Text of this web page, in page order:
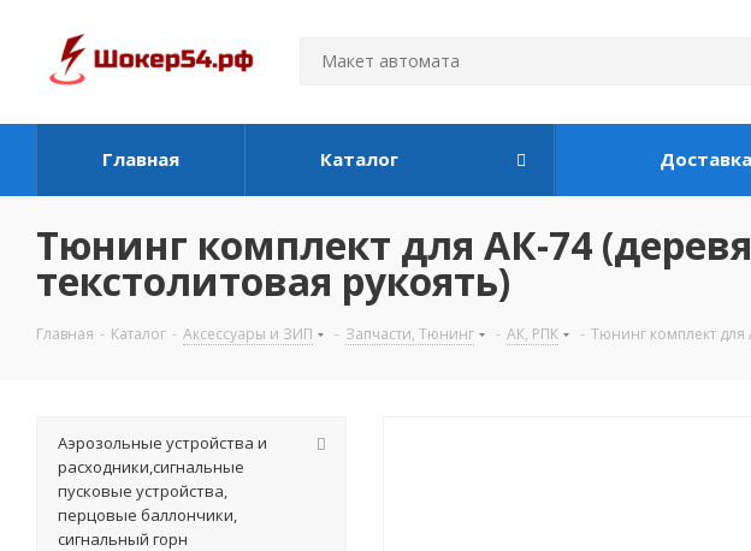
Главная Каталог
Тюнинг комплект для АК-74
текстолитовая рукоять)
Главная - Каталог - Аксессуары и ЗИП - Запчасти, Тюнинг - АК, РПК - Тюнинг комплект для
Аэрозольные устройства и
расходники,сигнальные
пусковые устройства,
перцовые баллончики,
сигнальный горн